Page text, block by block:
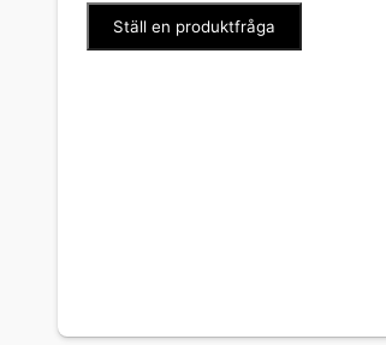
Ställ en produktfråga